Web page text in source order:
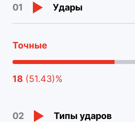
01 Удары
Точные
18 (51.43)%
02 Типы ударов